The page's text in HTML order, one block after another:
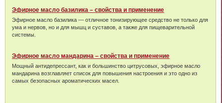
Эфирное масло базилика – свойства и применение
Эфирное масло базилика — отличное тонизирующее средство не только для
ума и нервов, но и для мышц и суставов, а также для пищеварительной
системы.
Эфирное масло мандарина – свойства и применение
Мощный антидепрессант, как и большинство цитрусовых, эфирное масло
мандарина возглавляет список для повышения настроения и это одно из
самых безопасных ароматических масел.